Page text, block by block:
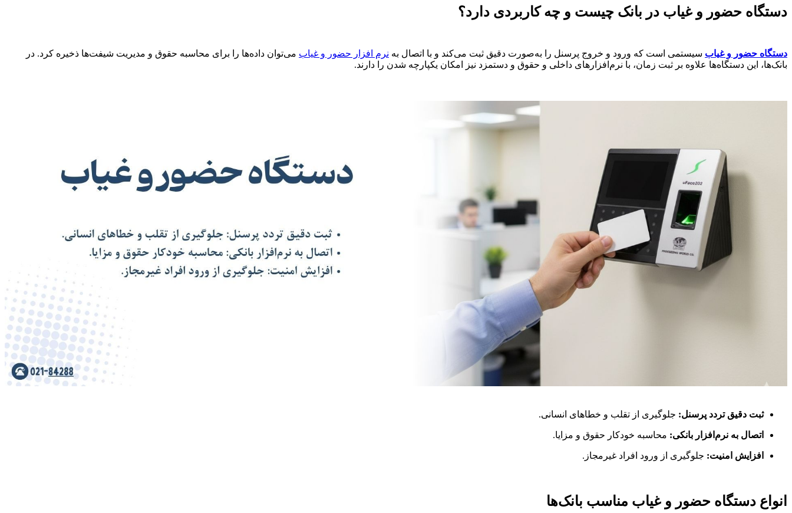
دستگاه حضور و غیاب در بانک چیست و چه کاربردی دارد؟
دستگاه حضور و غیاب سیستمی است که ورود و خروج پرسنل را به‌صورت دقیق ثبت می‌کند و با اتصال به نرم افزار حضور و غیاب می‌توان داده‌ها را برای محاسبه حقوق و مدیریت شیفت‌ها ذخیره کرد. در
بانک‌ها، این دستگاه‌ها علاوه بر ثبت زمان، با نرم‌افزارهای داخلی و حقوق و دستمزد نیز امکان یکپارچه شدن را دارند.
ثبت دقیق تردد پرسنل: جلوگیری از تقلب و خطاهای انسانی.
اتصال به نرم‌افزار بانکی: محاسبه خودکار حقوق و مزایا.
افزایش امنیت: جلوگیری از ورود افراد غیرمجاز.
انواع دستگاه حضور و غیاب مناسب بانک‌ها